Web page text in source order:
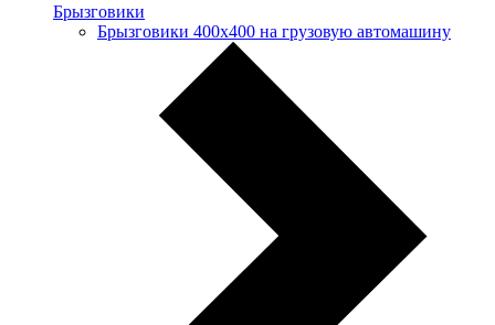
Брызговики
Брызговики 400х400 на грузовую автомашину